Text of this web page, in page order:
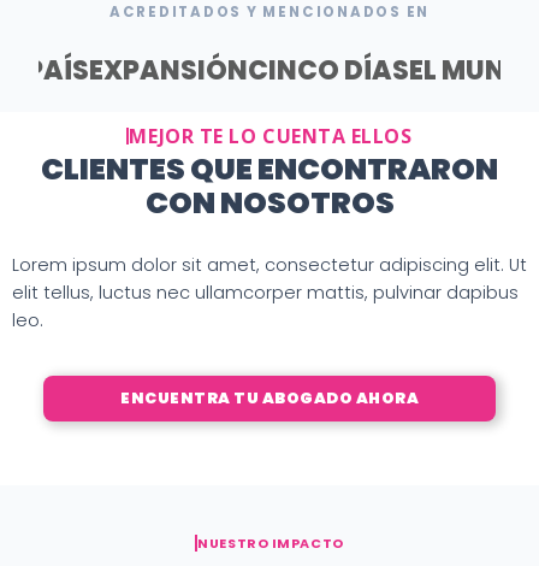
ACREDITADOS Y MENCIONADOS EN
PAÍSEXPANSIÓNCINCO DÍASEL
MEJOR TE LO CUENTA ELLOS
CLIENTES QUE ENCONTRARON
CON NOSOTROS
Lorem ipsum dolor sit amet, consectetur adipiscing elit. Ut
elit tellus, luctus nec ullamcorper mattis, pulvinar dapibus
leo.
ENCUENTRA TU ABOGADO AHORA
NUESTRO IMPACTO